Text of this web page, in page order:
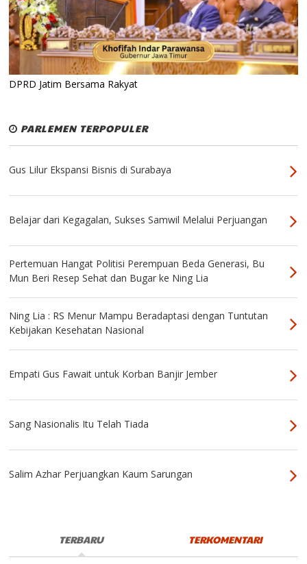
DPRD Jatim Bersama Rakyat
PARLEMEN TERPOPULER
Gus Lilur Ekspansi Bisnis di Surabaya
Belajar dari Kegagalan, Sukses Samwil Melalui Perjuangan
Pertemuan Hangat Politisi Perempuan Beda Generasi, Bu
Mun Beri Resep Sehat dan Bugar ke Ning Lia
Ning Lia : RS Menur Mampu Beradaptasi dengan Tuntutan
Kebijakan Kesehatan Nasional
Empati Gus Fawait untuk Korban Banjir Jember
Sang Nasionalis Itu Telah Tiada
Salim Azhar Perjuangkan Kaum Sarungan
TERBARU TERKOMENTARI